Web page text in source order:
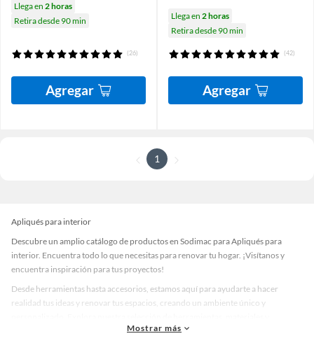
Llega en 2 horas
Retira desde 90 min
(26)
Agregar
Llega en 2 horas
Retira desde 90 min
(42)
Agregar
1
Apliqués para interior
Descubre un amplio catálogo de productos en Sodimac para Apliqués para
interior. Encuentra todo lo que necesitas para renovar tu hogar. ¡Visítanos y
encuentra inspiración para tus proyectos!
Desde herramientas hasta accesorios, estamos aquí para ayudarte a hacer
realidad tus ideas y renovar tus espacios, creando un ambiente único y
accesorios de calidad que te ayudarán a crear un espacio más tú.
Mostrar más